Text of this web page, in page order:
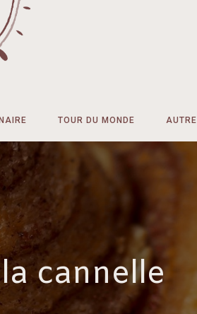
TOUR DU MONDE AUTRE
cannelle